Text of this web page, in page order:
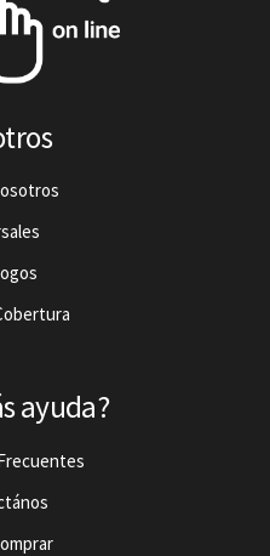
ayuda?